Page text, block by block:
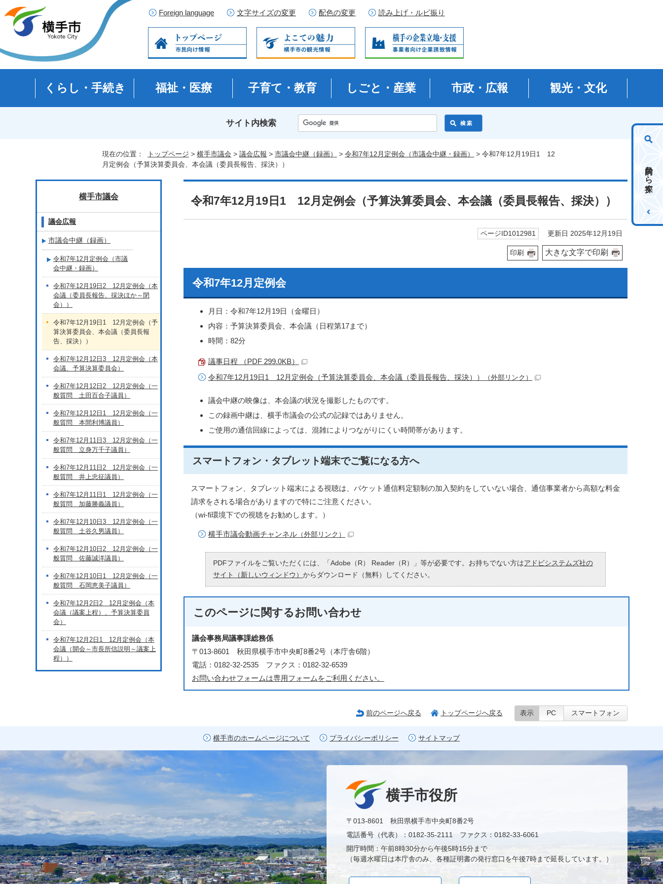
Foreign language 文字サイズの変更 配色の変更 読み上げ・ルビ振り
くらし・手続き 福祉・医療 子育て・教育 しごと・産業 市政・広報 観光・文化
サイト内検索
目的から探す
現在の位置： トップページ > 横手市議会 > 議会広報 > 市議会中継（録画） > 令和7年12月定例会（市議会中継・録画）
> 令和7年12月19日1 12
月定例会（予算決算委員会、本会議（委員長報告、採決））
令和7年12月19日1 12月定例会（予算決算委員会、本会議（委員長報告、採決））
ページID1012981 更新日 2025年12月19日
印刷 大きな文字で印刷
令和7年12月定例会
月日：令和7年12月19日（金曜日）
内容：予算決算委員会、本会議（日程第17まで）
時間：82分
議事日程 （PDF 299.0KB）
令和7年12月19日1 12月定例会（予算決算委員会、本会議（委員長報告、採決））
（外部リンク）
議会中継の映像は、本会議の状況を撮影したものです。
この録画中継は、横手市議会の公式の記録ではありません。
ご使用の通信回線によっては、混雑によりつながりにくい時間帯があります。
スマートフォン・タブレット端末でご覧になる方へ
スマートフォン、タブレット端末による視聴は、パケット通信料定額制の加入契約をしていない場合、通信事業者から高額な料金
請求をされる場合がありますので特にご注意ください。
（wi-fi環境下での視聴をお勧めします。）
横手市議会動画チャンネル （外部リンク）
PDFファイルをご覧いただくには、「Adobe（R） Reader（R）」等が必要です。お持ちでない方はアドビシステムズ社の
サイト（新しいウィンドウ） からダウンロード（無料）してください。
このページに関するお問い合わせ
議会事務局議事課総務係
〒013-8601 秋田県横手市中央町8番2号（本庁舎6階）
電話：0182-32-2535 ファクス：0182-32-6539
お問い合わせフォームは専用フォームをご利用ください。
横手市議会
議会広報
市議会中継（録画）
令和7年12月定例会（市議
会中継・録画）
令和7年12月19日2 12月定例会（本
会議（委員長報告、採決ほか～閉
会））
令和7年12月19日1 12月定例会（予
算決算委員会、本会議（委員長報
告、採決））
令和7年12月12日3 12月定例会（本
会議、予算決算委員会）
令和7年12月12日2 12月定例会（一
般質問 土田百合子議員）
令和7年12月12日1 12月定例会（一
般質問 本間利博議員）
令和7年12月11日3 12月定例会（一
般質問 立身万千子議員）
令和7年12月11日2 12月定例会（一
般質問 井上忠征議員）
令和7年12月11日1 12月定例会（一
般質問 加藤勝義議員）
令和7年12月10日3 12月定例会（一
般質問 土谷久男議員）
令和7年12月10日2 12月定例会（一
般質問 佐藤誠洋議員）
令和7年12月10日1 12月定例会（一
般質問 石岡恵美子議員）
令和7年12月2日2 12月定例会（本
会議（議案上程）、予算決算委員
会）
令和7年12月2日1 12月定例会（本
会議（開会～市長所信説明～議案上
程））
前のページへ戻る トップページへ戻る 表示 PC スマートフォン
横手市のホームページについて プライバシーポリシー サイトマップ
横手市役所
〒013-8601 秋田県横手市中央町8番2号
電話番号（代表）：0182-35-2111 ファクス：0182-33-6061
開庁時間：午前8時30分から午後5時15分まで
（毎週水曜日は本庁舎のみ、各種証明書の発行窓口を午後7時まで延長しています。）